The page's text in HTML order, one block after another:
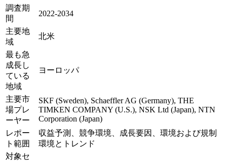
調査期
間
2022-2034
主要地
域
北米
最も急
成長し
ている
地域
ヨーロッパ
主要市
場プレ
ーヤー
SKF (Sweden), Schaeffler AG (Germany), THE
TIMKEN COMPANY (U.S.), NSK Ltd (Japan), NTN
Corporation (Japan)
レポー
ト範囲
収益予測、競争環境、成長要因、環境および規制
環境とトレンド
対象セ